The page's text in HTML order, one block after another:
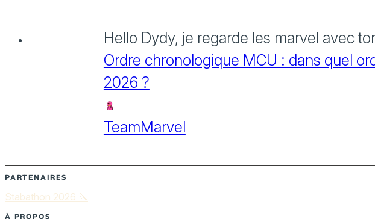
Hello Dydy, je regarde les marvel avec
Ordre chronologique MCU : dans quel
2026 ?
TeamMarvel
PARTENAIRES
Stabathon 2026 🔪
À PROPOS